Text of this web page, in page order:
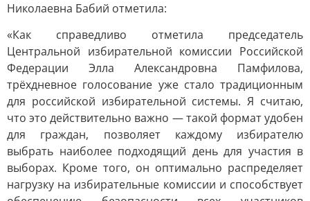
Николаевна Бабий отметила:
«Как справедливо отметила председатель
Центральной избирательной комиссии Российской
Федерации Элла Александровна Памфилова,
трёхдневное голосование уже стало традиционным
для российской избирательной системы. Я считаю,
что это действительно важно — такой формат удобен
для граждан, позволяет каждому избирателю
выбрать наиболее подходящий день для участия в
выборах. Кроме того, он оптимально распределяет
нагрузку на избирательные комиссии и способствует